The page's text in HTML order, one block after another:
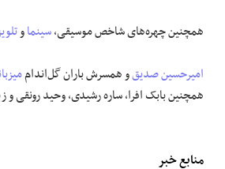
همچنین چهره‌های شاخص موسیقی،سینماو
امیرحسین صدیقو همسرش باران گل‌اندام
همچنین بابک افرا، ساره رشیدی، وحید رونقی و
منابع خبر